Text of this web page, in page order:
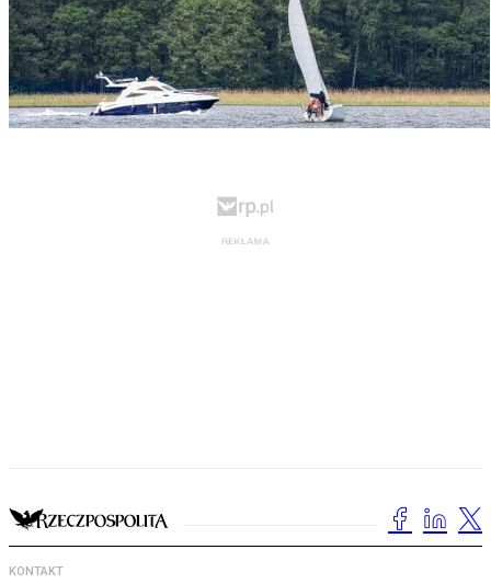
KONTAKT